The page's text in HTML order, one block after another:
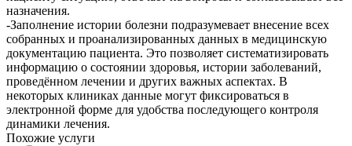
назначения.
-Заполнение истории болезни подразумевает внесение всех
собранных и проанализированных данных в медицинскую
документацию пациента. Это позволяет систематизировать
информацию о состоянии здоровья, истории заболеваний,
проведённом лечении и других важных аспектах. В
некоторых клиниках данные могут фиксироваться в
электронной форме для удобства последующего контроля
динамики лечения.
Похожие услуги